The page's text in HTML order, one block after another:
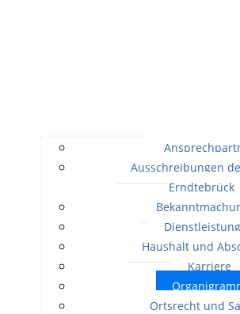
Ausschreibungen
Erndtebrück
Haushalt und
Karriere
Ortsrecht und